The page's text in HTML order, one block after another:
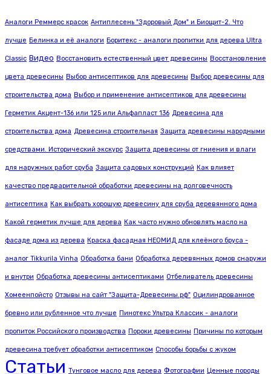
Аналоги Реммерс красок Антиплесень "Здоровый Дом" и Биощит-2. Что
лучше Белинка и её аналоги Боритекс - аналоги пропитки для дерева Ultra
Classic Видео Восстановить естественный цвет древесины Восстановление
цвета древесины Выбор антисептиков для древесины Выбор древесины для
строительства дома Выбор и применение антисептиков для древесины
Герметик Акцент-136 или 125 или Альфапласт 136 Древесина для
строительства дома Древесина строительная Защита древесины народными
средствами. Исторический экскурс Защита древесины от гниения и влаги
для наружных работ сруба Защита садовых конструкций Как влияет
качество предварительной обработки древесины на долговечность
антисептика Как выбрать хорошую древесину для сруба деревянного дома
Какой герметик лучше для дерева Как часто нужно обновлять масло на
фасаде дома из дерева Краска фасадная НЕОМИД для клеёного бруса -
аналог Tikkurila Vinha Обработка бани Обработка деревянных домов снаружи
и внутри Обработка древесины антисептиками Отбеливатель древесины
Хомеенпойсто Отзывы на сайт "Защита-Древесины.рф" Оцилиндрованное
бревно или рубленное что лучше Пинотекс Ультра Классик - аналоги
пропиток Российского производства Пороки древесины Причины по которым
древесина требует обработки антисептиком Способы борьбы с жуком
Статьи Тунговое масло для дерева Фотографии Ценные породы